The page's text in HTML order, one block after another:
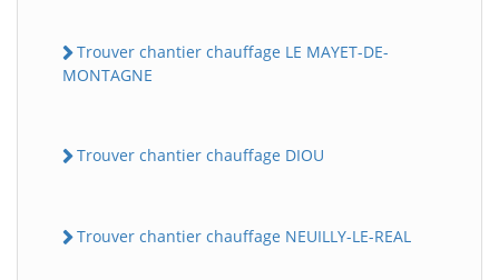
Trouver chantier chauffage LE MAYET-DE-
MONTAGNE
Trouver chantier chauffage DIOU
Trouver chantier chauffage NEUILLY-LE-REAL